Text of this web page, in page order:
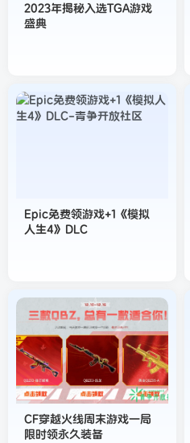
2023年揭秘入选TGA游戏
盛典
Epic免费领游戏+1《模拟
人生4》DLC
CF穿越火线周末游戏一局
限时领永久装备